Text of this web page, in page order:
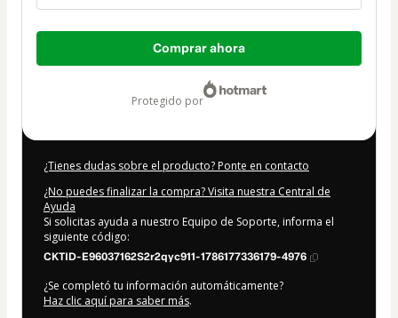
Total
Comprar ahora
protegido por
¿Tienes dudas sobre el producto? Ponte en contacto
¿No puedes finalizar la compra? Visita nuestra Central de
Ayuda
Si solicitas ayuda a nuestro Equipo de Soporte, informa el
siguiente código:
CKTID-E96037162S2r2qyc911-1786177336179-4976
¿Se completó tu información automáticamente?
Haz clic aquí para saber más.